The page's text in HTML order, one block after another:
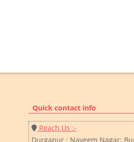
Quick contact info
Reach Us :-
Durgapur ; Nayeem Nagar;